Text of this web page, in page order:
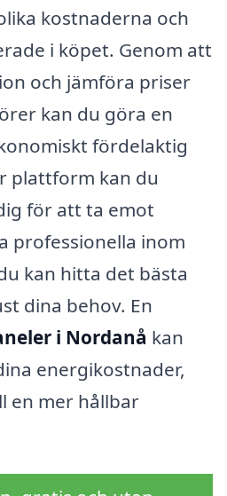
kostnaderna och
i köpet. Genom att
och jämföra priser
kan du göra en
fördelaktig
plattform kan du
för att ta emot
professionella inom
kan hitta det bästa
dina behov. En
i Nordanå kan
energikostnader,
en mer hållbar